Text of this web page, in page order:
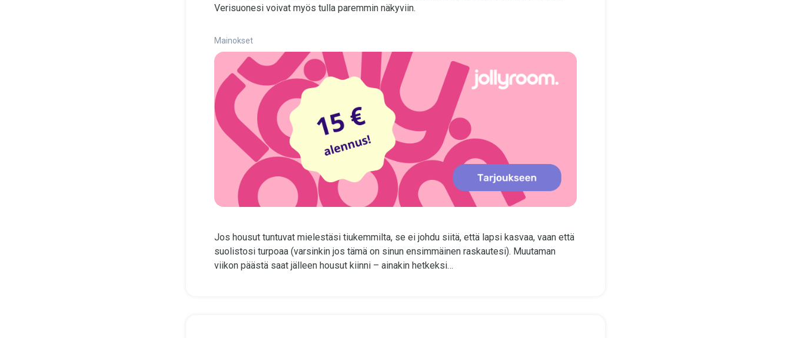
Verisuonesi voivat myös tulla paremmin näkyviin.
Mainokset
Jos housut tuntuvat mielestäsi tiukemmilta, se ei johdu siitä, että lapsi kasvaa, vaan että
suolistosi turpoaa (varsinkin jos tämä on sinun ensimmäinen raskautesi). Muutaman
viikon päästä saat jälleen housut kiinni – ainakin hetkeksi…